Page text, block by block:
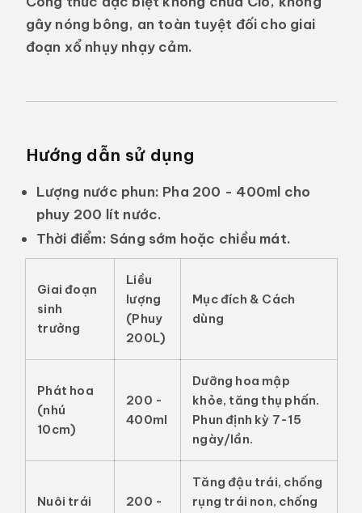
gây nóng bông, an toàn tuyệt đối cho giai
đoạn xổ nhụy nhạy cảm.
Hướng dẫn sử dụng
Lượng nước phun: Pha 200 - 400ml cho
phuy 200 lít nước.
Thời điểm: Sáng sớm hoặc chiều mát.
Giai đoạn
sinh
trưởng
Liều
lượng
(Phuy
200L)
Mục đích & Cách
dùng
Phát hoa
(nhú
10cm)
200 -
400ml
Dưỡng hoa mập
khỏe, tăng thụ phấn.
Phun định kỳ 7-15
ngày/lần.
Nuôi trái
200 -
Tăng đậu trái, chống
rụng trái non, chống